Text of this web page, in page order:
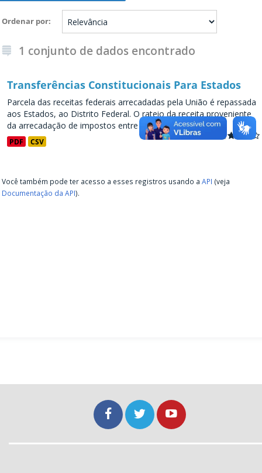
Ordenar por
1 conjunto de dados encontrado
Transferências Constitucionais Para Estados
Parcela das receitas federais arrecadadas pela União é repassada
aos Estados, ao Distrito Federal. O rateio da receita proveniente
da arrecadação de impostos entre os entes...
PDF CSV
Você também pode ter acesso a esses registros usando a API (veja
Documentação da API).